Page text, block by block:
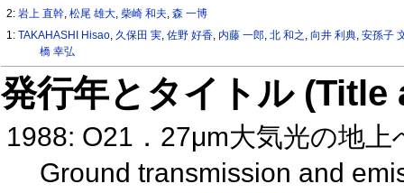
2:岩上 直幹,松尾 雄大,柴崎 和夫,森 一博
1:TAKAHASHI Hisao, 久保田 実,佐野 好香, 内藤 一郎,北 和之 ,向井 利典,安孫子
橋 幸弘
発行年とタイトル
1988: O21．27μm大気光の地
Ground transmission and